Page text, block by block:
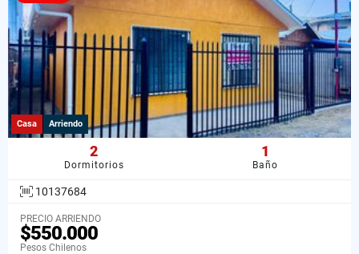
Casa Arriendo
2
Dormitorios
1
Baño
10137684
PRECIO ARRIENDO
$550.000
Pesos Chilenos